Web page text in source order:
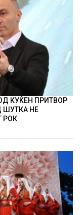
КУЌЕН ПРИТВОР
ШУТКА НЕ
РОК